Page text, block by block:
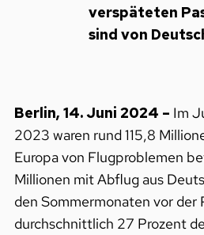
verspäteten
sind von
Berlin, 14. Juni 2024 – Im
2023 waren rund 115,8
Europa von Flugproblemen
Millionen mit Abflug aus
den Sommermonaten vor der
durchschnittlich 27 Prozent